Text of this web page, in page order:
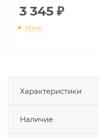
3 345 ₽
Мало
Характеристики
Подходит для
Наличие